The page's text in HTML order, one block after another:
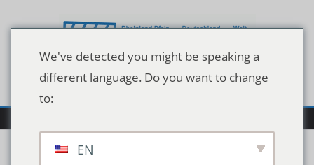
Inhalt
We've detected you might be speaking a
different language. Do you want to change
to:
EN